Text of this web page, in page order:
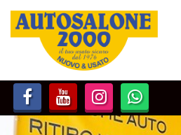
HOME
LISTA VEICOLI
NOLEGGIO BREVE TERMINE